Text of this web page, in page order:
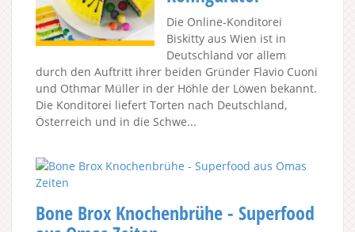
Die Online-Konditorei
Biskitty aus Wien ist in
Deutschland vor allem
durch den Auftritt ihrer beiden Gründer Flavio Cuoni
und Othmar Müller in der Höhle der Löwen bekannt.
Die Konditorei liefert Torten nach Deutschland,
Österreich und in die Schwe...
Bone Brox Knochenbrühe - Superfood